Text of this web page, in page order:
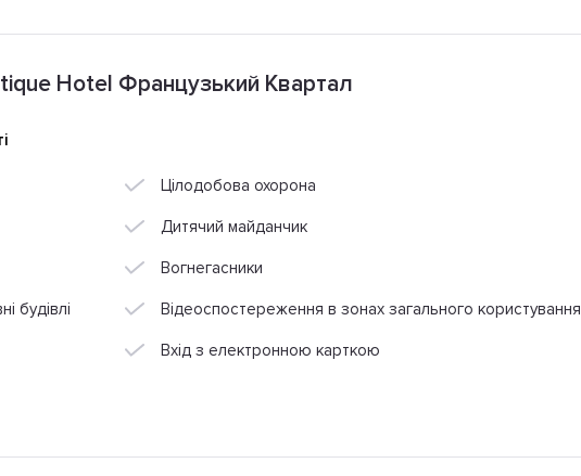
Hotel Французький Квартал
Цілодобова охорона
Дитячий майданчик
Вогнегасники
будівлі Відеоспостереження в зонах загального користування
Вхід з електронною карткою